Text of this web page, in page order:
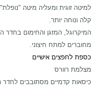
למיטה זוגית ומעליה מיטה
קלה ונוחה יותר.
מחוברים למתח חיצוני.
כספת לחפצים אישיים
מצלמת רוורס
כיסאות קדמיים מסתובבים לחדר